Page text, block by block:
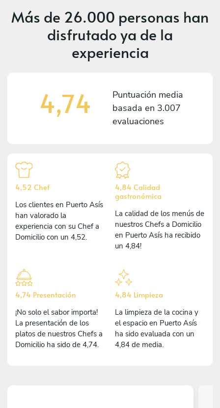
Más de 26.000 personas han
disfrutado ya de la
experiencia
4,74
Puntuación media
basada en 3.007
evaluaciones
4,52 Chef
Los clientes en Puerto Asís
han valorado la
experiencia con su Chef a
Domicilio con un 4,52.
4,84 Calidad
gastronómica
La calidad de los menús de
nuestros Chefs a Domicilio
en Puerto Asís ha recibido
un 4,84!
4,74 Presentación
¡No solo el sabor importa!
La presentación de los
platos de nuestros Chefs a
Domicilio ha sido de 4,74.
4,84 Limpieza
La limpieza de la cocina y
el espacio en Puerto Asís
ha sido evaluada con un
4,84 de media.